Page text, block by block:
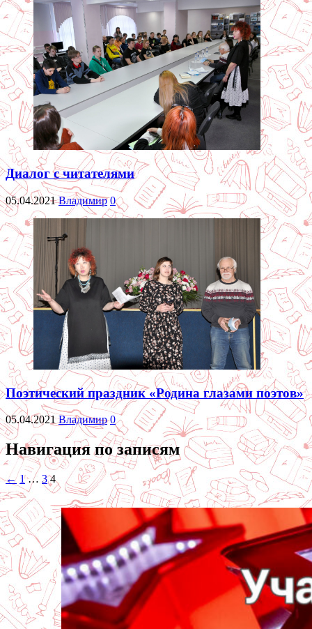
Диалог с читателями
05.04.2021 Владимир 0
Поэтический праздник «Родина глазами поэтов»
05.04.2021 Владимир 0
Навигация по записям
← 1 … 3 4